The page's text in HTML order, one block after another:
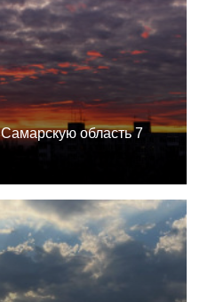
область 7